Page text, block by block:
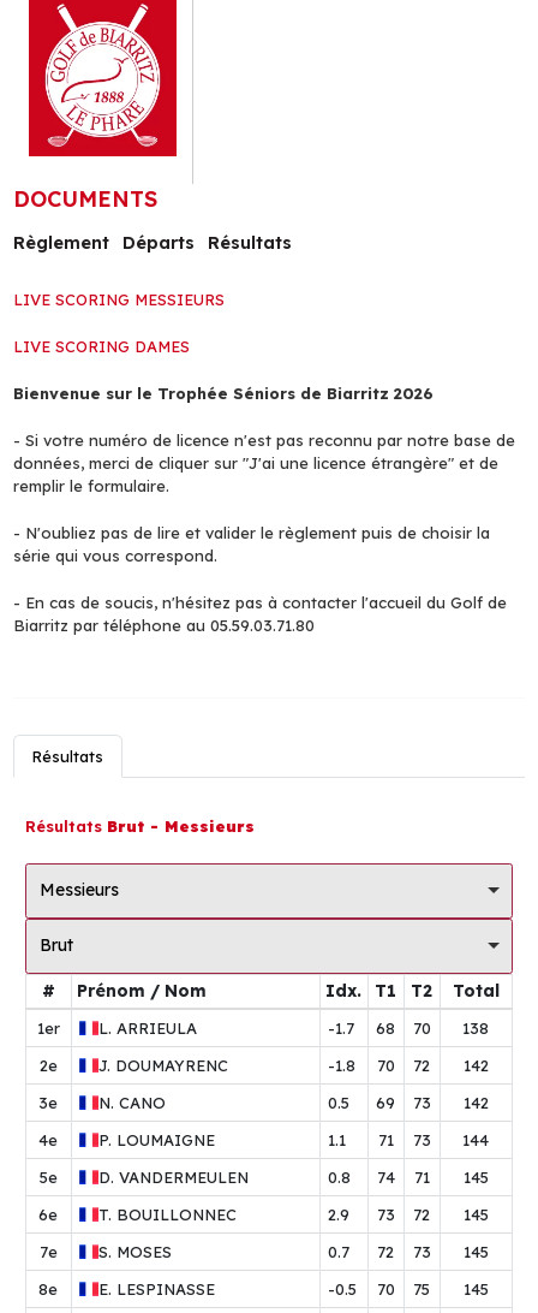
DOCUMENTS
Règlement Départs Résultats
LIVE SCORING MESSIEURS
LIVE SCORING DAMES
Bienvenue sur le Trophée Séniors de Biarritz 2026
- Si votre numéro de licence n'est pas reconnu par notre base de
données, merci de cliquer sur "J'ai une licence étrangère" et de
remplir le formulaire.
- N'oubliez pas de lire et valider le règlement puis de choisir la
série qui vous correspond.
- En cas de soucis, n'hésitez pas à contacter l'accueil du Golf de
Biarritz par téléphone au 05.59.03.71.80
Résultats
Résultats Brut - Messieurs
Messieurs
Brut
# Prénom / Nom Idx. T1 T2 Total
1er L. ARRIEULA -1.7 68 70
138
2e
J. DOUMAYRENC -1.8 70 72
142
3e
N. CANO 0.5 69 73
142
4e
P. LOUMAIGNE 1.1 71 73
144
5e
D. VANDERMEULEN 0.8 74 71
145
6e
T. BOUILLONNEC 2.9 73 72
145
7e
S. MOSES 0.7 72 73
145
8e
E. LESPINASSE -0.5 70 75 145